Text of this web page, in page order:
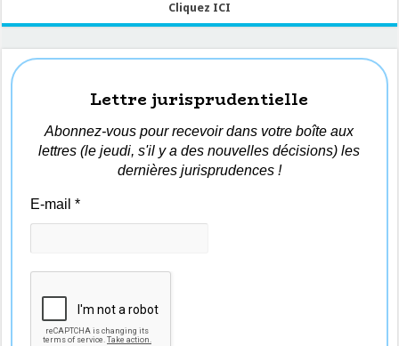
Cliquez ICI
Lettre jurisprudentielle
Abonnez-vous pour recevoir dans votre boîte aux
lettres (le jeudi, s'il y a des nouvelles décisions) les
dernières jurisprudences !
E-mail*